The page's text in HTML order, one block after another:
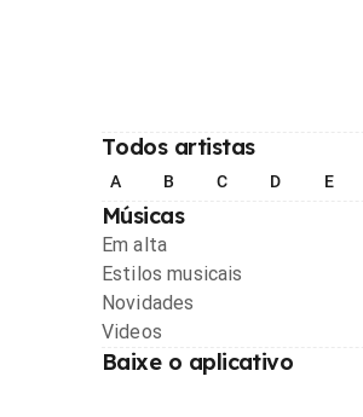
Todos artistas
A B C D E
Músicas
Em alta
Estilos musicais
Novidades
Videos
Baixe o aplicativo